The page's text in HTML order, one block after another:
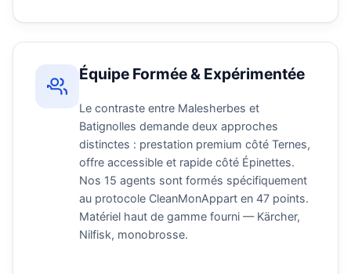
Équipe Formée & Expérimentée
Le contraste entre Malesherbes et
Batignolles demande deux approches
distinctes : prestation premium côté Ternes,
offre accessible et rapide côté Épinettes.
Nos 15 agents sont formés spécifiquement
au protocole CleanMonAppart en 47 points.
Matériel haut de gamme fourni — Kärcher,
Nilfisk, monobrosse.